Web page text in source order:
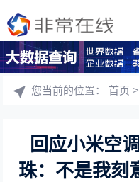
您当前的位置：首页
回应小米空
珠：不是我刻